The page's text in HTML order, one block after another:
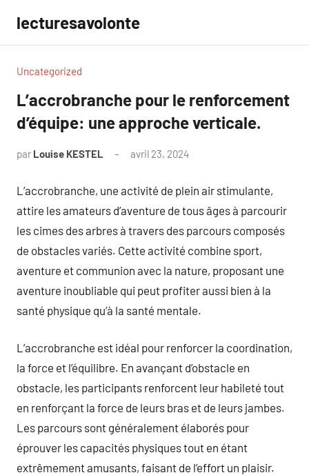
contenu
lecturesavolonte
Uncategorized
L’accrobranche pour le renforcement
d’équipe: une approche verticale.
par Louise KESTEL avril 23, 2024
L’accrobranche, une activité de plein air stimulante,
attire les amateurs d’aventure de tous âges à parcourir
les cimes des arbres à travers des parcours composés
de obstacles variés. Cette activité combine sport,
aventure et communion avec la nature, proposant une
aventure inoubliable qui peut profiter aussi bien à la
santé physique qu’à la santé mentale.
L’accrobranche est idéal pour renforcer la coordination,
la force et l’équilibre. En avançant d’obstacle en
obstacle, les participants renforcent leur habileté tout
en renforçant la force de leurs bras et de leurs jambes.
Les parcours sont généralement élaborés pour
éprouver les capacités physiques tout en étant
extrêmement amusants, faisant de l’effort un plaisir.